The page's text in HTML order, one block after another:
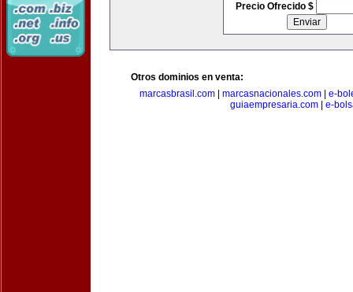
Precio Ofrecido $
Otros dominios en venta:
marcasbrasil.com| marcasnacionales.com| e-
guiaempresaria.com
e-